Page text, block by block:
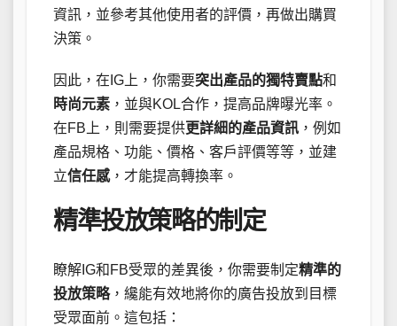
資訊，並參考其他使用者的評價，再做出購買
決策。
因此，在IG上，你需要突出產品的獨特賣點和
時尚元素 ，並與KOL合作，提高品牌曝光率。
在FB上，則需要提供更詳細的產品資訊 ，例如
產品規格、功能、價格、客戶評價等等，並建
立信任感，才能提高轉換率。
精準投放策略的制定
瞭解IG和FB受眾的差異後，你需要制定精準的
投放策略，纔能有效地將你的廣告投放到目標
受眾面前。這包括：